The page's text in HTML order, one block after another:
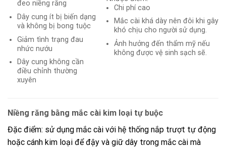
đeo niềng răng
Dây cung ít bị biến dạng
và không bị bong tuộc
Giảm tình trạng đau
nhức nướu
Dây cung không cần
điều chỉnh thường
xuyên
Chi phí cao
Mắc cài khá dày nên đôi khi gây
khó chịu cho người sử dụng.
Ảnh hưởng đến thẩm mỹ nếu
không được vệ sinh sạch sẽ.
Niềng răng bằng mắc cài kim loại tự buộc
Đặc điểm: sử dụng mắc cài với hệ thống nắp trượt tự động
hoặc cánh kim loại để đậy và giữ dây trong mắc cài mà